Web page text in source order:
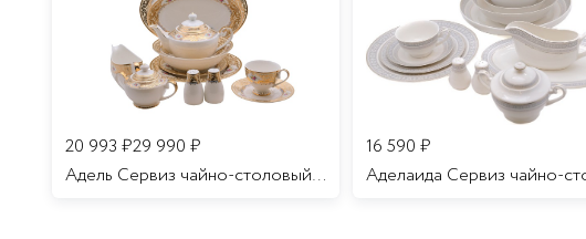
20 993 ₽29 990 ₽
Адель Сервиз чайно-столовый 12 персон 70 предметов/1
16 590 ₽